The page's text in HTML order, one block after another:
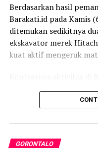
Berdasarkan hasil
Barakati.id pada Kamis
ditemukan sedikitnya
ekskavator merek
kuat aktif mengeruk
tanya publik. Pasalnya,
Kabupaten Pohuwato,
tersentuh hukum.
GORONTALO